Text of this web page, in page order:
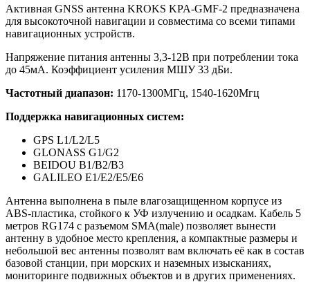
Активная GNSS антенна KROKS KPA-GMF-2 предназначена
для высокоточной навигации и совместима со всеми типами
навигационных устройств.
Напряжение питания антенны 3,3-12В при потреблении тока
до 45мА. Коэффициент усиления МШУ 33 дБи.
Частотный диапазон: 1170-1300МГц, 1540-1620Мгц
Поддержка навигационных систем:
GPS L1/L2/L5
GLONASS G1/G2
BEIDOU B1/B2/B3
GALILEO E1/E2/E5/E6
Антенна выполнена в пыле влагозащищенном корпусе из
ABS-пластика, стойкого к УФ излучению и осадкам. Кабель 5
метров RG174 c разъемом SMA(male) позволяет вынести
антенну в удобное место крепления, а компактные размеры и
небольшой вес антенны позволят вам включать её как в состав
базовой станции, при морских и наземных изысканиях,
мониторинге подвижных объектов и в других применениях.